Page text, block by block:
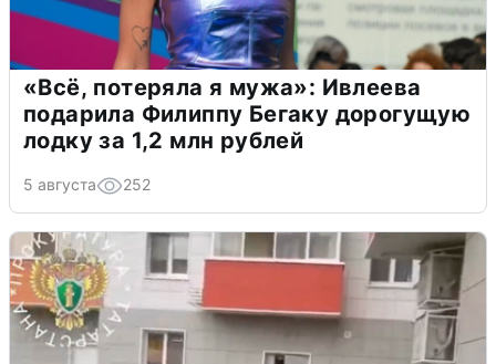
«Всё, потеряла я мужа»: Ивлеева
подарила Филиппу Бегаку дорогущую
лодку за 1,2 млн рублей
5 августа 252